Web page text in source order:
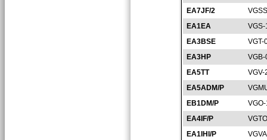
EA7JF/2
EA1EA
EA3BSE
VGT-
EA3HP
EA5TT
VGV-
EA5ADM/P
EB1DM/P
EA4IF/P
EA1IHI/P